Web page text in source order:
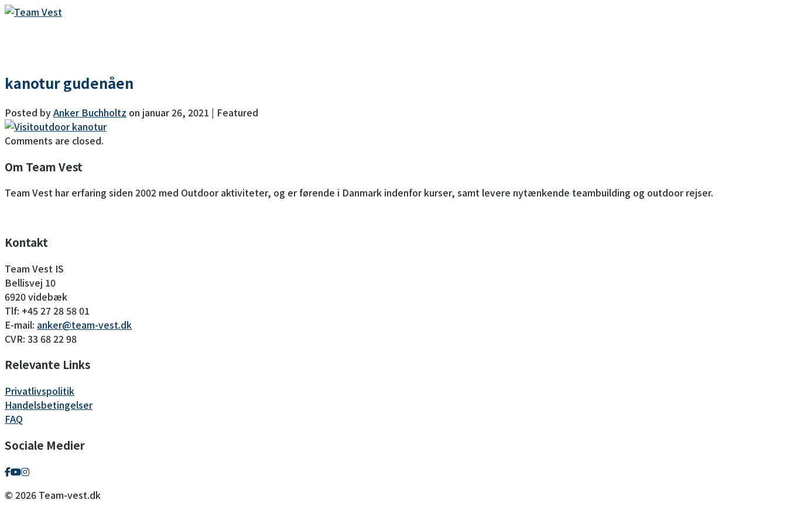
kanotur gudenåen
Posted byAnker Buchholtz on januar 26, 2021 | Featured
Comments are closed.
Om Team Vest
Team Vest har erfaring siden 2002 med Outdoor aktiviteter, og er førende i Danmark indenfor kurser, samt levere nytænkende teambuilding og outdoor rejser.
Kontakt
Team Vest IS
Bellisvej 10
6920 videbæk
Tlf: +45 27 28 58 01
E-mail: anker@team-vest.dk
CVR: 33 68 22 98
Relevante Links
Privatlivspolitik
Handelsbetingelser
FAQ
Sociale Medier
© 2026 Team-vest.dk